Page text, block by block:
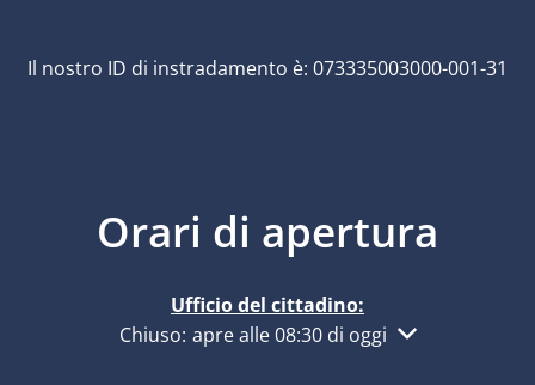
Il nostro ID di instradamento è: 073335003000-001-31
Orari di apertura
Ufficio del cittadino:
Fare clic per nascondere altri orari di
Chiuso: apre alle 08:30 di oggi